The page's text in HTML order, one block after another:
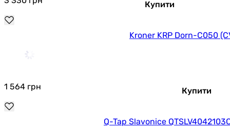
Chrome (k35) QTCAP4060102C48221 носять
ознайомлювальний характер і можуть змінюватися
відповідальності за зміни, внесені виробником.
Купити
Kroner KRP Dorn-C050
1 564 грн Купити
Q-Tap Slavonice